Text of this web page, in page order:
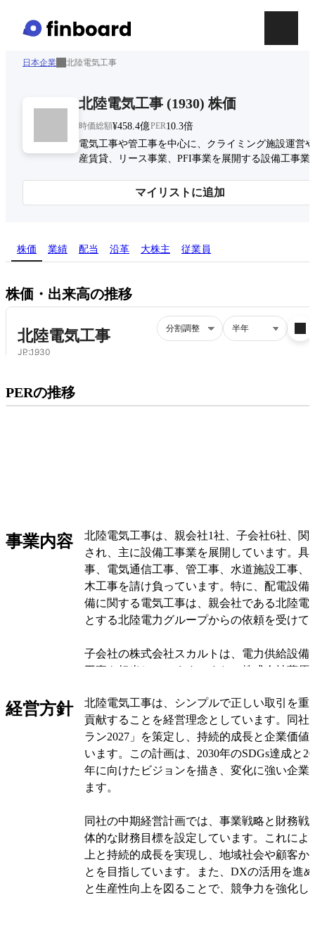
日本企業 北陸電気工事
北陸電気工事 (1930) 株価
時価総額¥458.4億PER10.3倍
電気工事や管工事を中心に、クライミング施設運営
産賃貸、リース事業、PFI事業を展開する設備工事業
マイリストに追加
株価 業績 配当 沿革 大株主 従業員
株価・出来高の推移
PERの推移プレミアム会員にご登録いただくと、
PERの推移にアクセスできます。
事業内容
北陸電気工事は、親会社1社、子会社6社、関
され、主に設備工事業を展開しています。具
事、電気通信工事、管工事、水道施設工事、
木工事を請け負っています。特に、配電設備
備に関する電気工事は、親会社である北陸電
とする北陸電力グループからの依頼を受けて
子会社の株式会社スカルトは、電力供給設備
工事を担当しています。また、株式会社蒲原
陸電気工事は多様な設備工事ニーズに対応で
います。
その他の事業として、ホッコー商事株式会社
っています。Blue・Sky株式会社はクライミ
手がけ、PT AWINA RIKUDENKO SOLAR
社大山ファーストはPFI事業を行い、公共施
関与しています。
オリジナルを見る
経営方針
北陸電気工事は、シンプルで正しい取引を重
貢献することを経営理念としています。同社
ラン2027」を策定し、持続的成長と企業価値
います。この計画は、2030年のSDGs達成と
年に向けたビジョンを描き、変化に強い企業
ます。
同社の中期経営計画では、事業戦略と財務戦
体的な財務目標を設定しています。これによ
上と持続的成長を実現し、地域社会や顧客か
とを目指しています。また、DXの活用を進
と生産性向上を図ることで、競争力を強化し